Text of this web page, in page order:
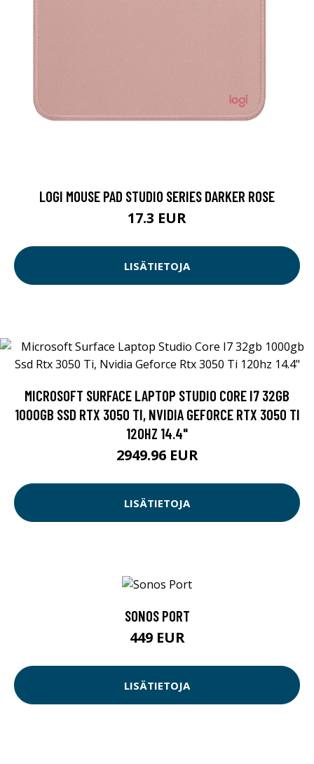
LOGI MOUSE PAD STUDIO SERIES DARKER ROSE
17.3 EUR
LISÄTIETOJA
MICROSOFT SURFACE LAPTOP STUDIO CORE I7 32GB
1000GB SSD RTX 3050 TI, NVIDIA GEFORCE RTX 3050 TI
120HZ 14.4"
2949.96 EUR
LISÄTIETOJA
SONOS PORT
449 EUR
LISÄTIETOJA